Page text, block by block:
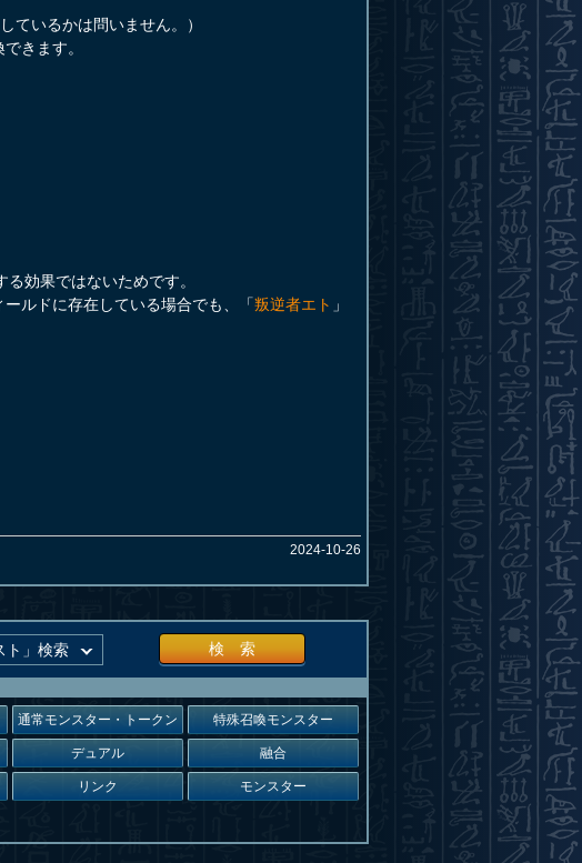
ているかは問いません。）
きます。
る効果ではないためです。
ルドに存在している場合でも、「叛逆者エト 」
2024-10-26
検 索
通常モンスター・トークン 特殊召喚モンスター
デュアル 融合
リンク モンスター